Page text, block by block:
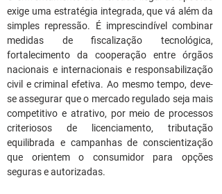
exige uma estratégia integrada, que vá além da
simples repressão. É imprescindível combinar
medidas de fiscalização tecnológica,
fortalecimento da cooperação entre órgãos
nacionais e internacionais e responsabilização
civil e criminal efetiva. Ao mesmo tempo, deve-
se assegurar que o mercado regulado seja mais
competitivo e atrativo, por meio de processos
criteriosos de licenciamento, tributação
equilibrada e campanhas de conscientização
que orientem o consumidor para opções
seguras e autorizadas.